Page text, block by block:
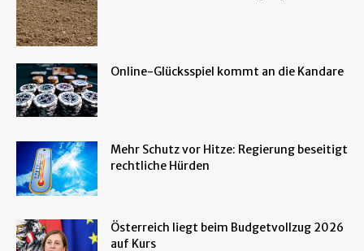
Online-Glücksspiel kommt an die Kandare
Mehr Schutz vor Hitze: Regierung beseitigt
rechtliche Hürden
Österreich liegt beim Budgetvollzug 2026
auf Kurs